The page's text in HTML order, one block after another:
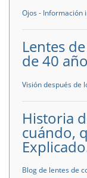
Ojos - Información
Lentes
de 40
Visión después de
Historia
cuándo,
Blog de lentes de